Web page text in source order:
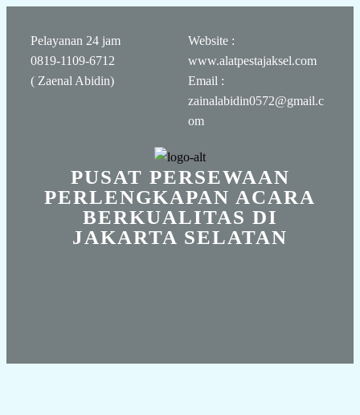
Pelayanan 24 jam
0819-1109-6712
( Zaenal Abidin)
Website :
www.alatpestajaksel.com
Email :
zainalabidin0572@gmail.c
om
PUSAT PERSEWAAN
PERLENGKAPAN ACARA
BERKUALITAS DI
JAKARTA SELATAN